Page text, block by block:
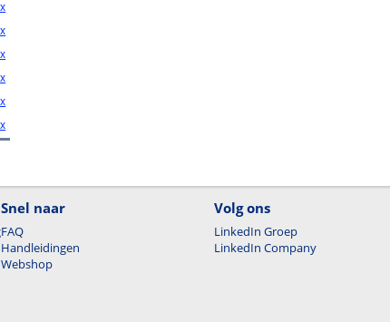
Snel naar
FAQ
Handleidingen
Webshop
Volg ons
LinkedIn Groep
LinkedIn Company